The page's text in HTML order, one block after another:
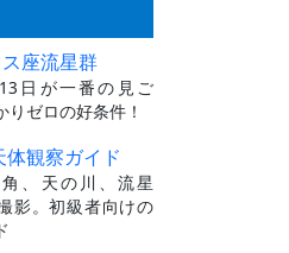
座流星群
日が一番の見ご
りゼロの好条件！
体観察ガイド
、天の川、流星
影。初級者向けの